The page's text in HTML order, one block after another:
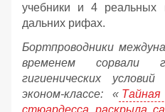
учебники и 4 реальных
дальних рифах.
Бортпроводники
временем сорвали
гигиенических
эконом-классе: «
стюардесса раскрыла